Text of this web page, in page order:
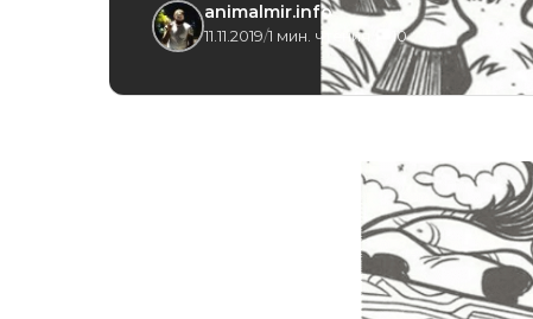
animalmir.info
11.11.2019/1 мин. чтения 10